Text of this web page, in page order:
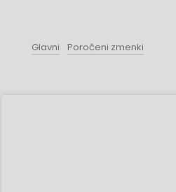
Glavni Poročeni zmenki